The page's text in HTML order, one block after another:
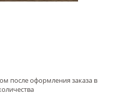
после оформления заказа в